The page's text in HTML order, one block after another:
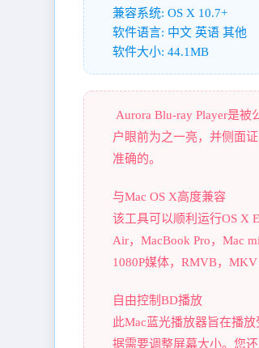
兼容系统: OS X 10.7+
软件语言: 中文 英语 其他
软件大小: 44.1MB
Aurora Blu-ray Player是
户眼前为之一亮，并侧面
准确的。
与Mac OS X高度兼容
该工具可以顺利运行OS X
Air，MacBook Pro，Mac
1080P媒体，RMVB，
自由控制BD播放
此Mac蓝光播放器旨在播
据需要调整屏幕大小。您